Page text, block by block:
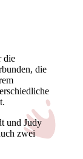
die
die
und Judy
zwei